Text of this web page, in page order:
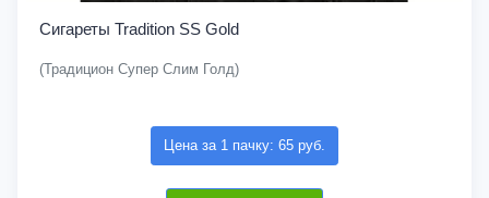
Сигареты Tradition SS Gold
(Традицион Супер Слим Голд)
Цена за 1 пачку: 65 руб.